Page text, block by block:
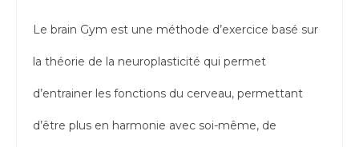
Le brain Gym est une méthode d’exercice basé sur
la théorie de la neuroplasticité qui permet
d’entrainer les fonctions du cerveau, permettant
d’être plus en harmonie avec soi-même, de